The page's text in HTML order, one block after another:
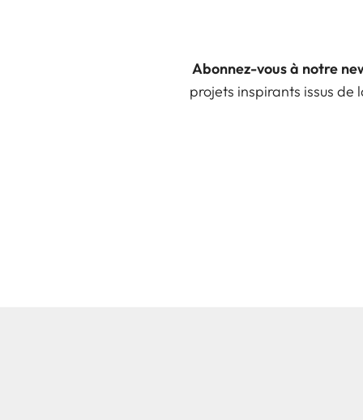
Abonnez-vous à notre
projets inspirants issus